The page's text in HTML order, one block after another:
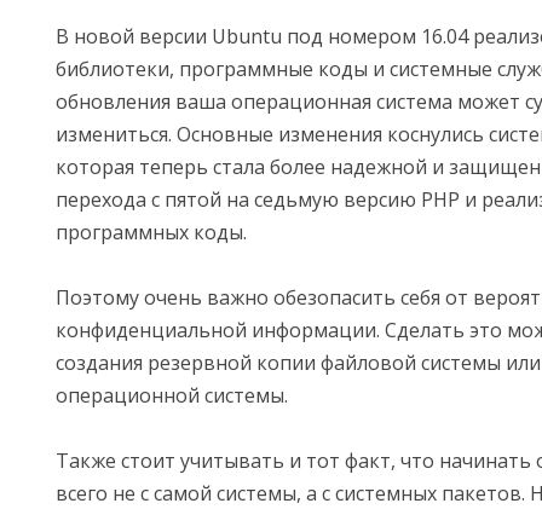
В новой версии Ubuntu под номером 16.04
библиотеки, программные коды и системные
обновления ваша операционная система может
измениться. Основные изменения коснулись
которая теперь стала более надежной и
перехода с пятой на седьмую версию PHP и
программных коды.
Поэтому очень важно обезопасить себя от
конфиденциальной информации. Сделать это
создания резервной копии файловой системы
операционной системы.
Также стоит учитывать и тот факт, что
всего не с самой системы, а с системных пакетов.